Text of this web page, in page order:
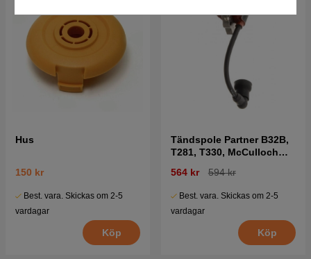
Hus
150 kr
Best. vara. Skickas om 2-5
vardagar
Köp
Tändspole Partner B32B,
T281, T330, McCulloch
564 kr 594 kr
Best. vara. Skickas om 2-5
vardagar
Köp